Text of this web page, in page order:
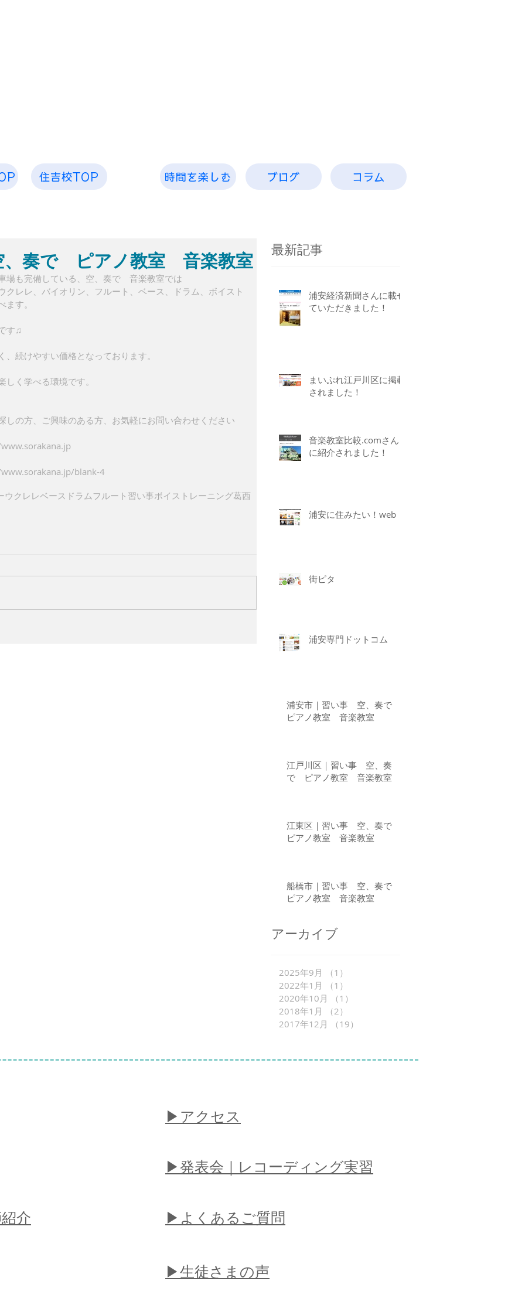
住吉校TOP 時間を楽しむ ブログ コラム
奏で ピアノ教室 音楽教室
場も完備している、空、奏で　音楽教室では
クレレ、バイオリン、フルート、ベース、ドラム、ボイスト
す。
す♫
続けやすい価格となっております。
く学べる環境です。
しの方、ご興味のある方、お気軽にお問い合わせください
blank-4
ウクレレベース ドラムフルート 習い事ボイストレーニング葛西
最新記事
浦安経済新聞さんに載せ
ていただきました！
まいぷれ江戸川区に掲載
されました！
音楽教室比較.comさん
に紹介されました！
浦安に住みたい！web
街ピタ
浦安専門ドットコム
浦安市｜習い事 空、奏で
ピアノ教室 音楽教室
江戸川区｜習い事 空、奏
で ピアノ教室 音楽教室
江東区｜習い事 空、奏で
ピアノ教室 音楽教室
船橋市｜習い事 空、奏で
ピアノ教室 音楽教室
アーカイブ
2025年9月 （1）
2022年1月
（1）
2020年10月
（1）
2018年1月
（2）
2017年12月
（19）
介
​▶︎アクセス
​▶︎発表会｜レコーディング実習
​▶︎よくあるご質問
​▶︎生徒さまの声